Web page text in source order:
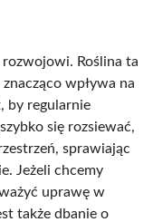
Roślina ta
znacząco wpływa na
by regularnie
się rozsiewać,
sprawiając
Jeżeli chcemy
uprawę w
także dbanie o